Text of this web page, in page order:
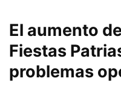
El aumento
Fiestas
problemas